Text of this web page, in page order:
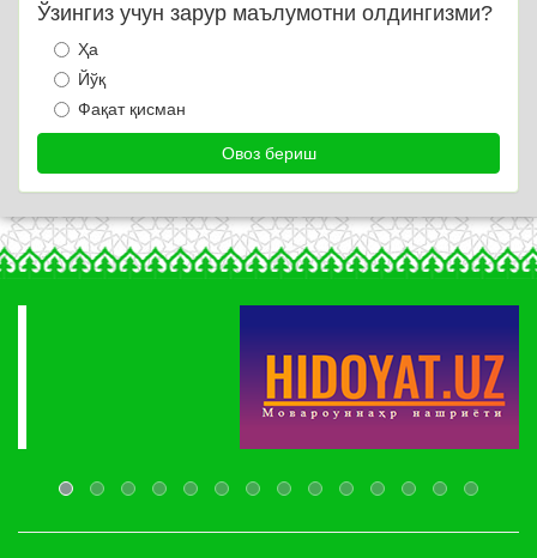
Ўзингиз учун зарур маълумотни олдингизми?
Ҳа
Йўқ
Фақат қисман